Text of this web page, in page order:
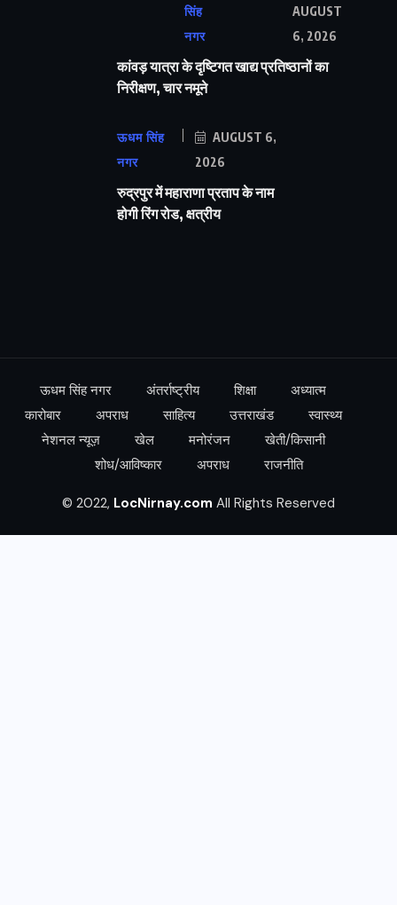
सिंह
नगर
AUGUST
6, 2026
कांवड़ यात्रा के दृष्टिगत खाद्य प्रतिष्ठानों का
निरीक्षण, चार नमूने
ऊधम सिंह
नगर
AUGUST 6,
2026
रुद्रपुर में महाराणा प्रताप के नाम
होगी रिंग रोड, क्षत्रीय
ऊधम सिंह नगर अंतर्राष्ट्रीय शिक्षा
अध्यात्म
कारोबार
अपराध साहित्य उत्तराखंड
स्वास्थ्य
नेशनल न्यूज़
खेल मनोरंजन
खेती/किसानी
शोध/आविष्कार
अपराध राजनीति
© 2022, LocNirnay.com All Rights Reserved